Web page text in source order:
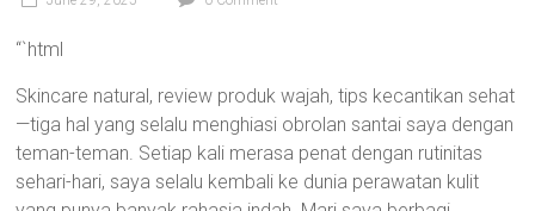
“`html
Skincare natural, review produk wajah, tips kecantikan sehat
—tiga hal yang selalu menghiasi obrolan santai saya dengan
teman-teman. Setiap kali merasa penat dengan rutinitas
sehari-hari, saya selalu kembali ke dunia perawatan kulit